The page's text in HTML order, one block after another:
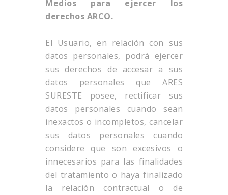
Medios para ejercer los
derechos ARCO.
El Usuario, en relación con sus
datos personales, podrá ejercer
sus derechos de accesar a sus
datos personales que ARES
SURESTE posee, rectificar sus
datos personales cuando sean
inexactos o incompletos, cancelar
sus datos personales cuando
considere que son excesivos o
innecesarios para las finalidades
del tratamiento o haya finalizado
la relación contractual o de